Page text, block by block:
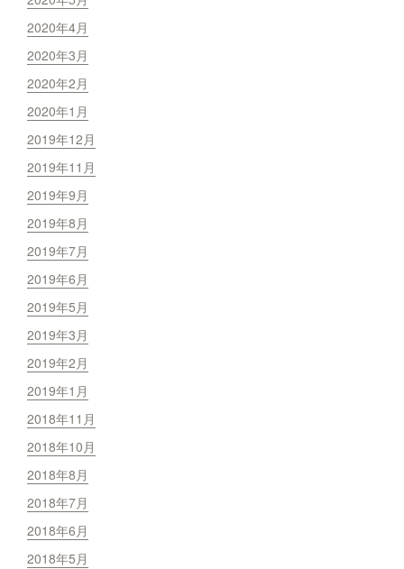
2020年4月
2020年3月
2020年2月
2020年1月
2019年12月
2019年11月
2019年9月
2019年8月
2019年7月
2019年6月
2019年5月
2019年3月
2019年2月
2019年1月
2018年11月
2018年10月
2018年8月
2018年7月
2018年6月
2018年5月